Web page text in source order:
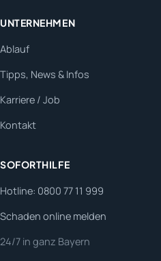
UNTERNEHMEN
Ablauf
Tipps, News & Infos
Karriere / Job
Kontakt
SOFORTHILFE
Hotline: 0800 77 11 999
Schaden online melden
24/7 in ganz Bayern